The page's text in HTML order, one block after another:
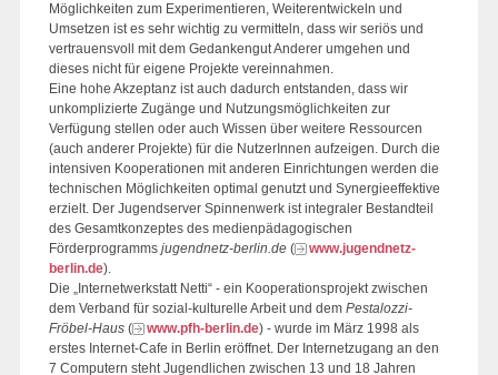
Möglichkeiten zum Experimentieren, Weiterentwickeln und
Umsetzen ist es sehr wichtig zu vermitteln, dass wir seriös und
vertrauensvoll mit dem Gedankengut Anderer umgehen und
dieses nicht für eigene Projekte vereinnahmen.
Eine hohe Akzeptanz ist auch dadurch entstanden, dass wir
unkomplizierte Zugänge und Nutzungsmöglichkeiten zur
Verfügung stellen oder auch Wissen über weitere Ressourcen
(auch anderer Projekte) für die NutzerInnen aufzeigen. Durch die
intensiven Kooperationen mit anderen Einrichtungen werden die
technischen Möglichkeiten optimal genutzt und Synergieeffektive
erzielt. Der Jugendserver Spinnenwerk ist integraler Bestandteil
des Gesamtkonzeptes des medienpädagogischen
Förderprogramms jugendnetz-berlin.de (
www.jugendnetz-
berlin.de).
Die „Internetwerkstatt Netti“ - ein Kooperationsprojekt zwischen
dem Verband für sozial-kulturelle Arbeit und dem Pestalozzi-
Fröbel-Haus ( www.pfh-berlin.de) - wurde im März 1998 als
erstes Internet-Cafe in Berlin eröffnet. Der Internetzugang an den
7 Computern steht Jugendlichen zwischen 13 und 18 Jahren